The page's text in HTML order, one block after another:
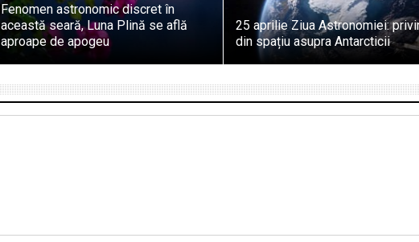
Fenomen astronomic discret în
această seară, Luna Plină se află
aproape de apogeu
25 aprilie Ziua Astronomiei:
din spațiu asupra Antarcticii